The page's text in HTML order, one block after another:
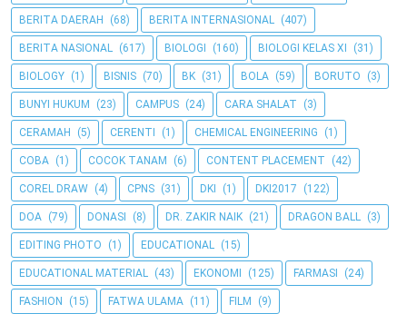
BERITA DAERAH (68) BERITA INTERNASIONAL (407)
BERITA NASIONAL (617) BIOLOGI (160) BIOLOGI KELAS XI (31)
BIOLOGY (1) BISNIS (70) BK (31) BOLA (59) BORUTO (3)
BUNYI HUKUM (23) CAMPUS (24) CARA SHALAT (3)
CERAMAH (5) CERENTI (1) CHEMICAL ENGINEERING (1)
COBA (1) COCOK TANAM (6) CONTENT PLACEMENT (42)
COREL DRAW (4) CPNS (31) DKI (1) DKI2017 (122)
DOA (79) DONASI (8) DR. ZAKIR NAIK (21) DRAGON BALL (3)
EDITING PHOTO (1) EDUCATIONAL (15)
EDUCATIONAL MATERIAL (43) EKONOMI (125) FARMASI (24)
FASHION (15) FATWA ULAMA (11) FILM (9)